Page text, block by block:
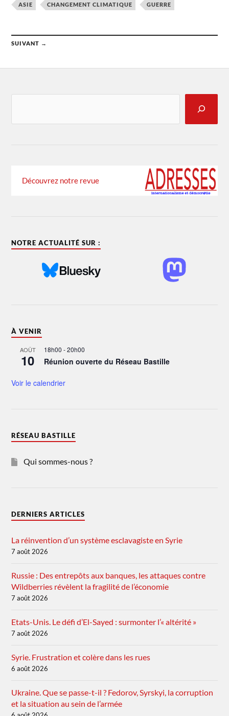
ASIE CHANGEMENT CLIMATIQUE GUERRE
SUIVANT →
Découvrez notre revue
NOTRE ACTUALITÉ SUR :
À VENIR
AOÛT
10
18h00 -20h00
Réunion ouverte du Réseau Bastille
Voir le calendrier
RÉSEAU BASTILLE
Qui sommes-nous ?
DERNIERS ARTICLES
La réinvention d’un système esclavagiste en Syrie
7 août 2026
Russie : Des entrepôts aux banques, les attaques contre
Wildberries révèlent la fragilité de l’économie
7 août 2026
Etats-Unis. Le défi d’El-Sayed : surmonter l’« altérité »
7 août 2026
Syrie. Frustration et colère dans les rues
6 août 2026
Ukraine. Que se passe-t-il ? Fedorov, Syrskyi, la corruption
et la situation au sein de l’armée